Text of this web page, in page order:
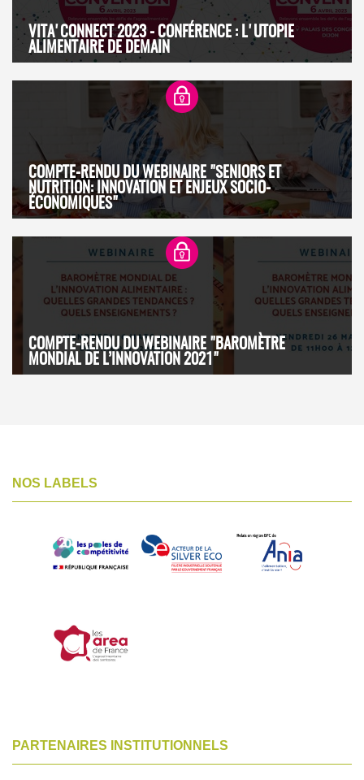
VITA'CONNECT 2023 - CONFÉRENCE : L'UTOPIE
ALIMENTAIRE DE DEMAIN
COMPTE-RENDU DU WEBINAIRE "SENIORS ET
NUTRITION: INNOVATION ET ENJEUX SOCIO-
ÉCONOMIQUES"
COMPTE-RENDU DU WEBINAIRE "BAROMÈTRE
MONDIAL DE L’INNOVATION 2021"
NOS LABELS
PARTENAIRES INSTITUTIONNELS